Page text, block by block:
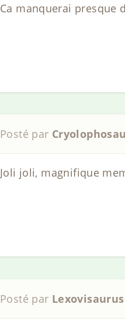
Ca manquerai presque
Posté par
Joli joli, magnifique
Posté par Lexovisaurus